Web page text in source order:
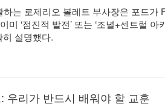
는 로제리오 볼레트 부사장은 포드가
‘점진적 발전’ 또는 ‘조널+센트럴 아
설명했다.
우리가 반드시 배워야 할 교훈